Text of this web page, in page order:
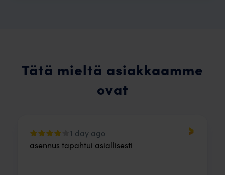
Tätä mieltä asiakkaamme
ovat
1 day ago
asennus tapahtui asiallisesti